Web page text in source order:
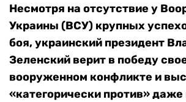
Несмотря на отсутствие у
Украины (ВСУ) крупных
боя, украинский президент
Зеленский верит в победу
вооруженном конфликте и
«категорически против»